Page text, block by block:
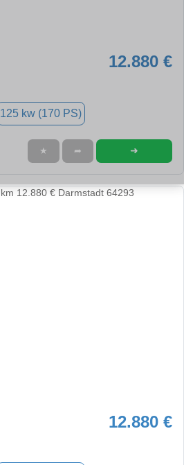
12.880 €
125 kw (170 PS)
★ ➦ ➜
12.880 €